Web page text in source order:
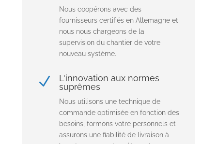
Nous coopérons avec des
fournisseurs certifiés en Allemagne et
nous nous chargeons de la
supervision du chantier de votre
nouveau système.
N
L'innovation aux normes
suprêmes
Nous utilisons une technique de
commande optimisée en fonction des
besoins, formons votre personnels et
assurons une fiabilité de livraison à